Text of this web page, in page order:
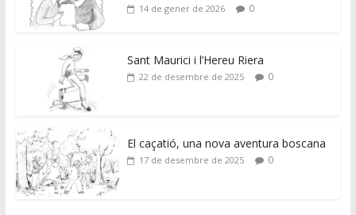
14 de gener de 2026 0
Sant Maurici i l’Hereu Riera
22 de desembre de 2025 0
El caçatió, una nova aventura boscana
17 de desembre de 2025 0